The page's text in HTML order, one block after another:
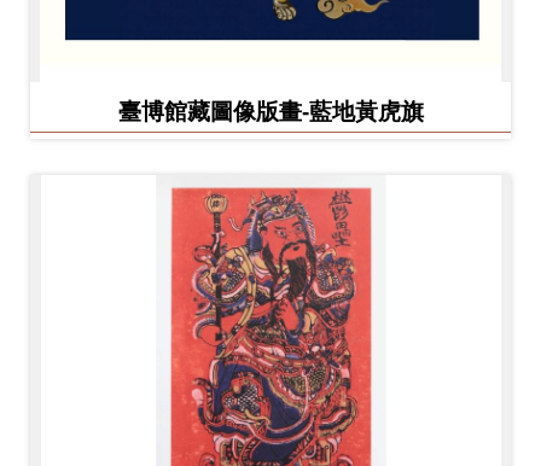
臺博館藏圖像版畫-藍地黃虎旗